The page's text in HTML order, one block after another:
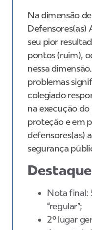
Na dimensão
Defensores(as)
seu pior
pontos (ruim),
nessa
problemas
colegiado
na execução
proteção e em
defensores(as)
segurança
Nota final:
“regular”;
2º lugar